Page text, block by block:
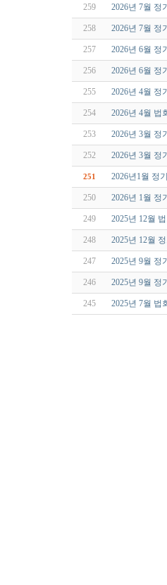
259 2026년 7월 정
258 2026년 7월 정
257 2026년 6월 정
256 2026년 6월 정
255 2026년 4월 정
254 2026년 4월 법
253 2026년 3월 정
252 2026년 3월 정
251 2026년1월 정
250 2026년 1월 정
249 2025년 12월
248 2025년 12월
247 2025년 9월 정
246 2025년 9월 정
245 2025년 7월 법